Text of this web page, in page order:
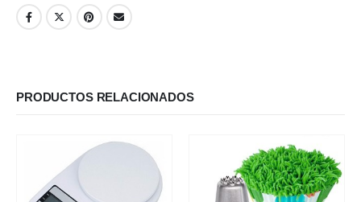
PRODUCTOS RELACIONADOS